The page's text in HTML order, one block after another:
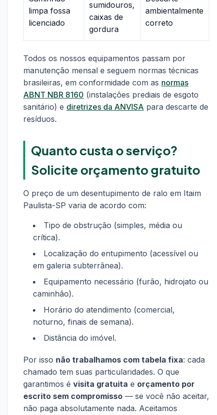
limpa fossa
licenciado
sumidouros,
caixas de
gordura
ambientalmente
correto
Todos os nossos equipamentos passam por
manutenção mensal e seguem normas técnicas
brasileiras, em conformidade com as normas
ABNT NBR 8160 (instalações prediais de esgoto
sanitário) e diretrizes da ANVISA para descarte de
resíduos.
Quanto custa o serviço?
Solicite orçamento gratuito
O preço de um desentupimento de ralo em Itaim
Paulista-SP varia de acordo com:
Tipo de obstrução (simples, média ou
crítica).
Localização do entupimento (acessível ou
em galeria subterrânea).
Equipamento necessário (furão, hidrojato ou
caminhão).
Horário do atendimento (comercial,
noturno, finais de semana).
Distância do imóvel.
Por isso não trabalhamos com tabela fixa: cada
chamado tem suas particularidades. O que
garantimos é visita gratuita e orçamento por
escrito sem compromisso — se você não aceitar,
não paga absolutamente nada. Aceitamos